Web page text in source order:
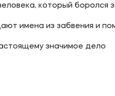
который боролся
имена из забвения и
значимое дело